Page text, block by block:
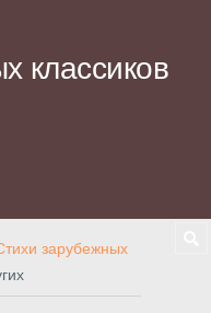
классиков
зарубежных